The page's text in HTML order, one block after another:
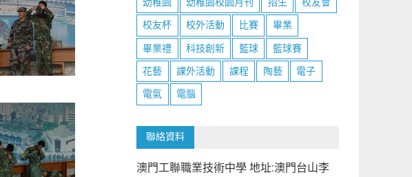
校友杯 校外活動 比賽 畢業
畢業禮 科技創新 籃球 籃球賽
花藝 課外活動 課程 陶藝 電子
電氣 電腦
聯絡資料
澳門工聯職業技術中學 地址:澳門台山李